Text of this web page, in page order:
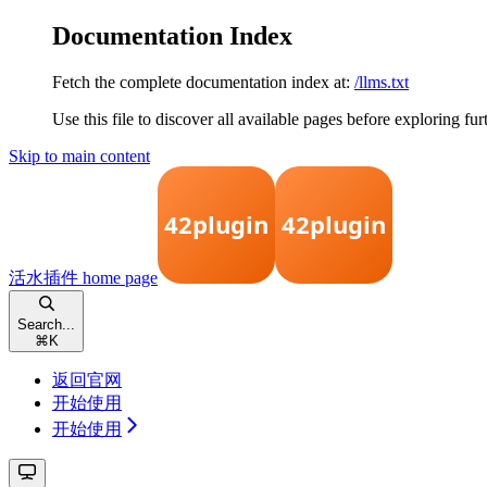
Documentation Index
Fetch the complete documentation index at: /llms.txt
Use this file to discover all available pages before exploring
Skip to main content
活水插件 home page
Search...
⌘ K
返回官网
开始使用
开始使用